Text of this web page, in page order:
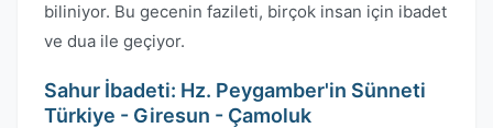
biliniyor. Bu gecenin fazileti, birçok insan için ibadet
ve dua ile geçiyor.
Sahur İbadeti: Hz. Peygamber'in Sünneti
Türkiye - Giresun - Çamoluk